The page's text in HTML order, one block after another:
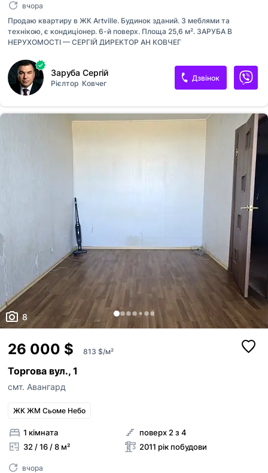
вчора
Продаю квартиру в ЖК Artville. Будинок зданий. З меблями та
технікою, є кондиціонер. 6-й поверх. Площа 25,6 м². ЗАРУБА В
НЕРУХОМОСТІ — СЕРГІЙ ДИРЕКТОР АН КОВЧЕГ
Заруба Сергій
Рієлтор Ковчег
Дзвінок
8
26 000 $ 813 $/м²
Торгова вул., 1
смт. Авангард
ЖК ЖМ Сьоме Небо
1 кімната
32 / 16 / 8 м²
поверх 2 з 4
2011 рік побудови
вчора